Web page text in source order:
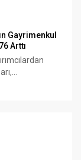
Gayrimenkul
Arttı